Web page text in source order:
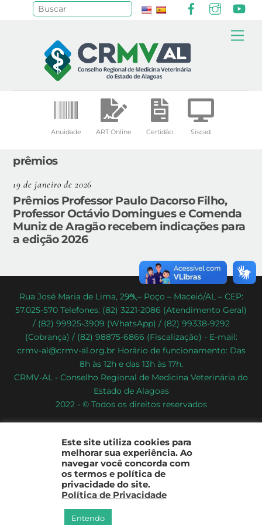
Anuidade ART Online Certidão Siscad
prêmios
19 de janeiro de 2026
Prêmios Professor Paulo Dacorso Filho,
Professor Octávio Domingues e Comenda
Muniz de Aragão recebem indicações para
a edição 2026
Back
To
Top
Rua José Maria de Lima, 299 – Poço – Maceió/AL – CEP:
57.025-570 Telefones: (82) 3221-2086 (Atendimento Geral)
/ (82) 99925-3909 (WhatsApp) / (82) 99338-9292
(Cobrança) / (82) 98875-6866 (Fiscalização) - E-mail:
crmv-al@crmv-al.org.br Horário de funcionamento: Das
8h às 12h e das 13h às 17h.
CRMV-AL - Conselho Regional de Medicina Veterinária do
Estado de Alagoas
2022 - © Todos os direitos reservados
Este site utiliza cookies para
melhorar sua experiência. Ao
navegar você concorda com
os termos e política de
privacidade do site.
Política de Privacidade
Entendo